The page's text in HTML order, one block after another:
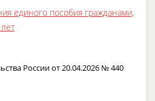
единого пособия гражданами,
России от 20.04.2026 № 440